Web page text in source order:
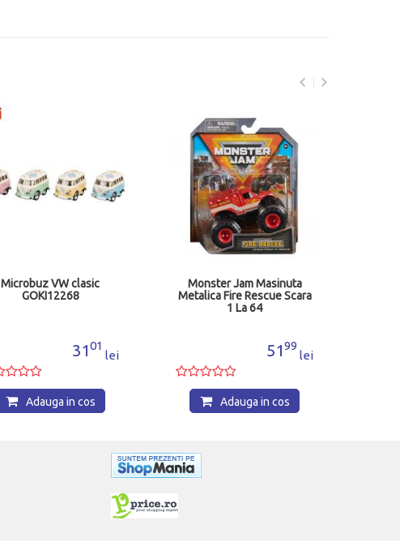
Microbuz VW clasic
GOKI12268
3101
lei
Adauga in cos
Monster Jam Masinuta
Metalica Fire Rescue Scara
1 La 64
5199
lei
Adauga in cos